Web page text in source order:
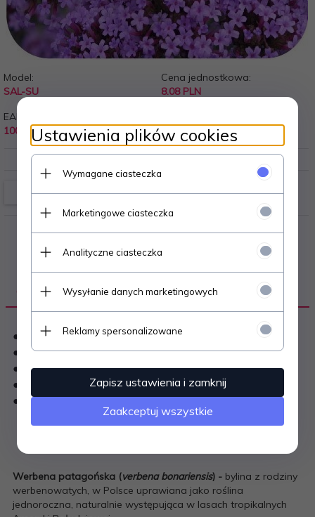
Model:
SAL-SU
Cena jednostkowa:
8.08 PLN
EAN:
10082065
OPIS PRODUKTU
● filigranowe niebieskie kwiaty
● bardzo wczesna
● odporna na upały, miododajna
● idealna na rabaty i wiejskie ogrody
● wersja do donic wysokość około 60 cm
Werbena patagońska (verbena bonariensis) - bylina z rodziny
werbenowatych, w Polsce uprawiana jako roślina
jednoroczna, naturalnie występująca w lasach tropikalnych
Ustawienia plików cookies
Wymagane ciasteczka
Marketingowe ciasteczka
Analityczne ciasteczka
Wysyłanie danych marketingowych
Reklamy spersonalizowane
Zapisz ustawienia i zamknij
Zaakceptuj wszystkie